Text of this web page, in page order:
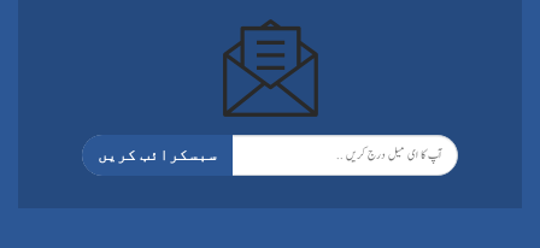
سبسکرائب کریں